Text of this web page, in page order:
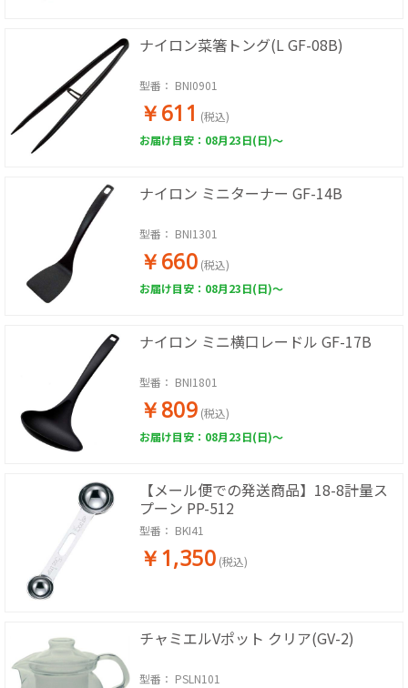
ナイロン菜箸トング(L GF-08B)
型番： BNI0901
￥611 (税込)
お届け目安：08月23日(日)～
ナイロン ミニターナー GF-14B
型番： BNI1301
￥660 (税込)
お届け目安：08月23日(日)～
ナイロン ミニ横口レードル GF-17B
型番： BNI1801
￥809 (税込)
お届け目安：08月23日(日)～
【メール便での発送商品】18-8計量ス
プーン PP-512
型番： BKI41
￥1,350 (税込)
チャミエルVポット クリア(GV-2)
型番： PSLN101